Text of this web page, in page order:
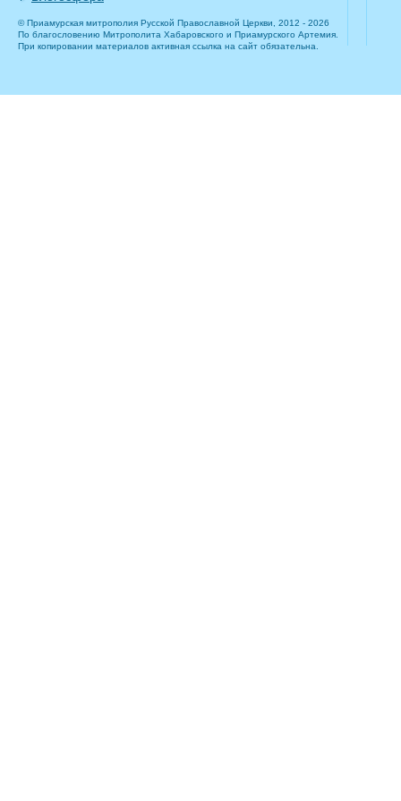
© Приамурская митрополия Русской Православной Церкви, 2012 - 2026
По благословению Митрополита Хабаровского и Приамурского Артемия.
При копировании материалов активная ссылка на сайт обязательна.